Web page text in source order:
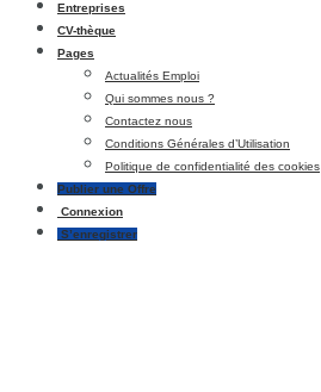
Entreprises
CV-thèque
Pages
Actualités Emploi
Qui sommes nous ?
Contactez nous
Conditions Générales d’Utilisation
Politique de confidentialité des cookies
Publier une Offre
Connexion
S’enregistrer